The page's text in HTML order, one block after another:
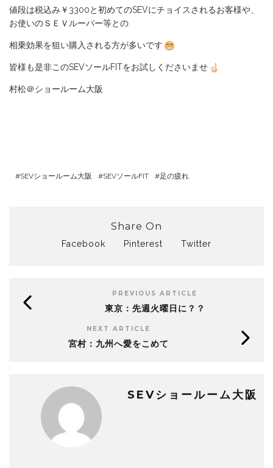
値段は税込み￥3300と初めてのSEVにチョイスされるお客様や、
お使いのＳＥＶルーパー等との
相乗効果を狙い購入される方が多いです
皆様も是非このSEVソールFITをお試しくださいませ
村松＠ショールーム大阪
SEVショールーム大阪 SEVソールFIT 足の疲れ
Share On
Facebook Pinterest Twitter
PREVIOUS ARTICLE
東京：先週火曜日に？？
NEXT ARTICLE
宮村：九州へ愛をこめて
SEVショールーム大阪